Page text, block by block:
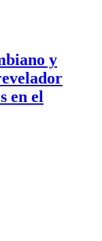
y
en el